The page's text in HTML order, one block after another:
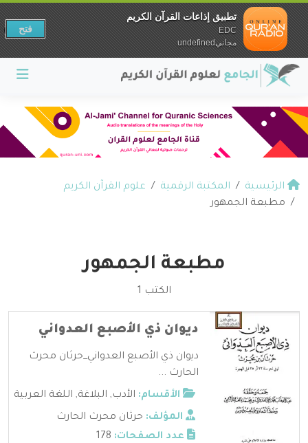
الرئيسية المكتبة الرقمية
علوم القرآن الكريم
مطبعة الجمهور
مطبعة الجمهور
الكتب 1
ديوان ذي الأصبع العدواني
ديوان ذي الأصبع العدواني_حرثان محرث
الحارث ...
الأقسام: الأدب, البلاغة, اللغة العربية
المؤلف: حرثان محرث الحارث
عدد الصفحات:
تطبيق إذاعات القرآن الكريم
EDC
مجانيundefined
فتح